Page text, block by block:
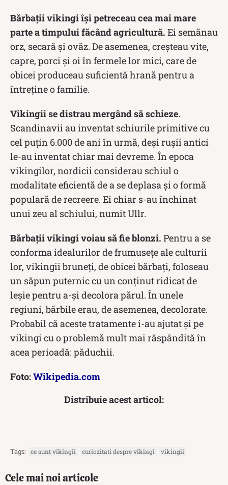
Bărbații vikingi își petreceau cea mai mare
parte a timpului făcând agricultură. Ei semănau
orz, secară și ovăz. De asemenea, creșteau vite,
capre, porci și oi în fermele lor mici, care de
obicei produceau suficientă hrană pentru a
întreține o familie.
Vikingii se distrau mergând să schieze.
Scandinavii au inventat schiurile primitive cu
cel puțin 6.000 de ani în urmă, deși rușii antici
le-au inventat chiar mai devreme. În epoca
vikingilor, nordicii considerau schiul o
modalitate eficientă de a se deplasa și o formă
populară de recreere. Ei chiar s-au închinat
unui zeu al schiului, numit Ullr.
Bărbații vikingi voiau să fie blonzi. Pentru a se
conforma idealurilor de frumusețe ale culturii
lor, vikingii bruneți, de obicei bărbați, foloseau
un săpun puternic cu un conținut ridicat de
leșie pentru a-și decolora părul. În unele
regiuni, bărbile erau, de asemenea, decolorate.
Probabil că aceste tratamente i-au ajutat și pe
vikingi cu o problemă mult mai răspândită în
acea perioadă: păduchii.
Foto:Wikipedia.com
Distribuie acest articol:
Tags: ce sunt vikingii curiozitati despre vikingi vikingii
Cele mai noi articole